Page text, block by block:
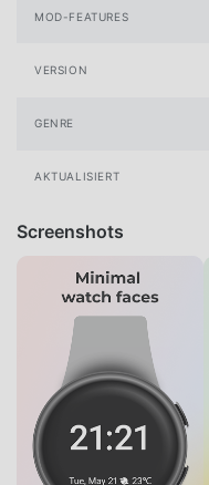
MOD-FEATURES
VERSION
GENRE
AKTUALISIERT
Screenshots